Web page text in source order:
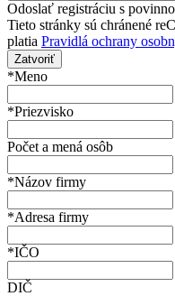
Odoslať registráciu s
Tieto stránky sú chránené
platia Pravidlá ochrany
Zatvoriť
*Meno
*Priezvisko
Počet a mená osôb
*Názov firmy
*Adresa firmy
*IČO
DIČ